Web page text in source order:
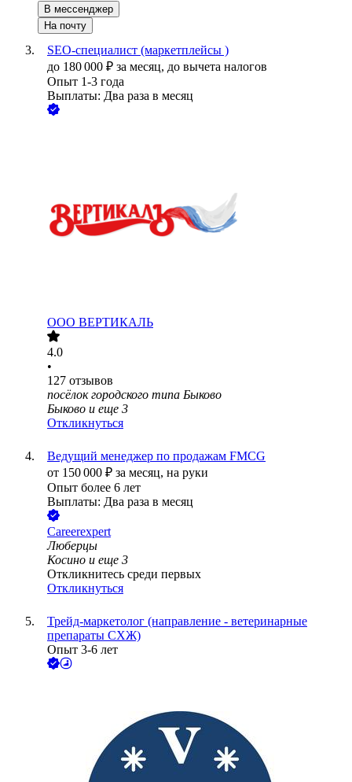
В мессенджер
На почту
SEO-специалист (маркетплейсы )
до 180 000 ₽ за месяц, до вычета налогов
Опыт 1-3 года
Выплаты: Два раза в месяц
ООО ВЕРТИКАЛЬ
4.0
•
127 отзывов
посёлок городского типа Быково
Быково и еще 3
Откликнуться
Ведущий менеджер по продажам FMCG
от 150 000 ₽ за месяц, на руки
Опыт более 6 лет
Выплаты: Два раза в месяц
Careerexpert
Люберцы
Косино и еще 3
Откликнитесь среди первых
Откликнуться
Трейд-маркетолог (направление - ветеринарные
препараты СХЖ)
Опыт 3-6 лет